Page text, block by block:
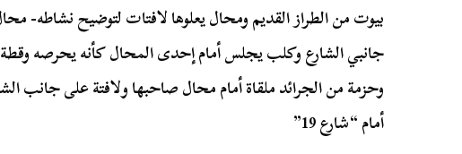
بيوت من الطراز القديم ومحال يعلوها لافتات لتوضيح نشاطه-
جانبي الشارع وكلب يجلس أمام إحدى المحال كأنه يحرصه
وحزمة من الجرائد ملقاة أمام محال صاحبها ولافتة على جانب
أمام “شارع 19”